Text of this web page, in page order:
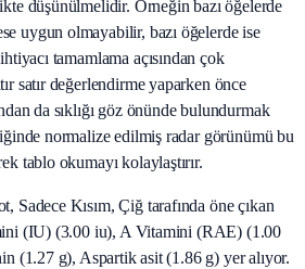
düşünülmelidir. Örneğin bazı öğelerde
uygun olmayabilir, bazı öğelerde ise
tamamlama açısından çok
satır değerlendirme yaparken önce
da sıklığı göz önünde bulundurmak
normalize edilmiş radar görünümü bu
tablo okumayı kolaylaştırır.
Kısım, Çiğ tarafında öne çıkan
(IU) (3.00 iu), A Vitamini (RAE) (1.00
(1.27 g), Aspartik asit (1.86 g) yer alıyor.